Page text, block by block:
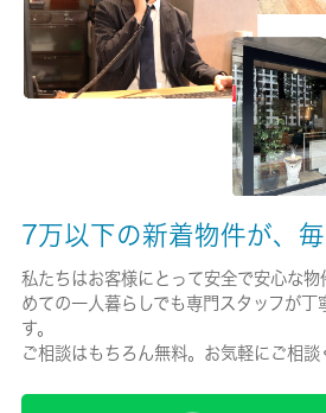
保険名/保険期間
家財保険料保険/2年
保証人代行
連帯保証人有：契約時に３０，０００円
０円
賃貸区分/契約期間
7万以下の新着物件が、
私たちはお客様にとって安全で安心な物
めての一人暮らしでも専門スタッフが丁
す。
ご相談はもちろん無料。お気軽にご相談